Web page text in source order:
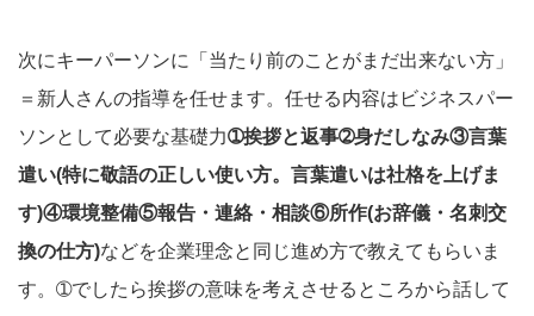
次にキーパーソンに「当たり前のことがまだ出来ない方」
＝新人さんの指導を任せます。任せる内容はビジネスパー
ソンとして必要な基礎力➀挨拶と返事➁身だしなみ③言葉
遣い(特に敬語の正しい使い方。言葉遣いは社格を上げま
す)④環境整備⑤報告・連絡・相談⑥所作(お辞儀・名刺交
換の仕方)などを企業理念と同じ進め方で教えてもらいま
す。➀でしたら挨拶の意味を考えさせるところから話して